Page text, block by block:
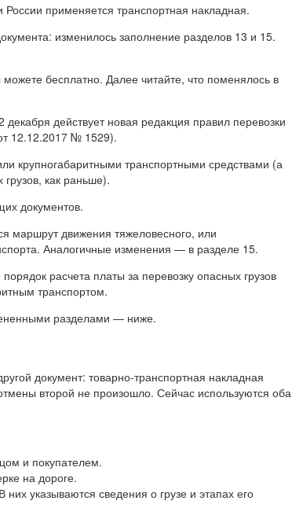
применяется транспортная накладная.
изменилось заполнение разделов 13 и 15.
бесплатно. Далее читайте, что поменялось в
действует новая редакция правил перевозки
12.12.2017 № 1529).
крупногабаритными транспортными средствами (а
как раньше).
документов.
маршрут движения тяжеловесного, или
Аналогичные изменения — в разделе 15.
расчета платы за перевозку опасных грузов
транспортом.
разделами — ниже.
документ: товарно-транспортная накладная
второй не произошло. Сейчас используются оба
и покупателем.
на дороге.
указываются сведения о грузе и этапах его